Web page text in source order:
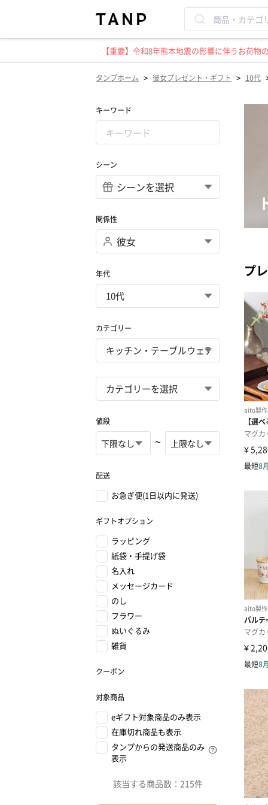
【重要】令和8年熊本地震の影響に伴うお荷
タンプホーム > 彼女プレゼント・ギフト > 10代
キーワード
シーン
関係性
年代
カテゴリー
値段
~
配送
お急ぎ便(1日以内に発送)
ギフトオプション
ラッピング
紙袋・手提げ袋
名入れ
メッセージカード
のし
フラワー
ぬいぐるみ
雑貨
クーポン
対象商品
eギフト対象商品のみ表示
在庫切れ商品も表示
タンプからの発送商品のみ
表示
該当する商品数： 215件
プ